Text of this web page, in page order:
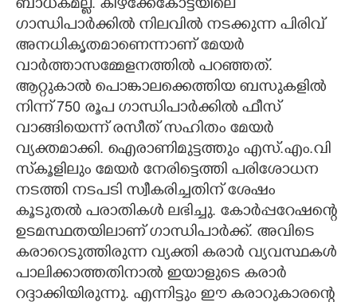
ബാധകമല്ല. കിഴക്കേകോട്ടയിലെ
ഗാന്ധിപാർക്കിൽ നിലവിൽ നടക്കുന്ന പിരിവ്
അനധികൃതമാണെന്നാണ് മേയർ
വാർത്താസമ്മേളനത്തിൽ പറഞ്ഞത്.
ആറ്റുകാൽ പൊങ്കാലക്കെത്തിയ ബസുകളിൽ
നിന്ന് 750 രൂപ ഗാന്ധിപാർക്കിൽ ഫീസ്
വാങ്ങിയെന്ന് രസീത് സഹിതം മേയർ
വ്യക്തമാക്കി. ഐരാണിമുട്ടത്തും എസ്.എം.വി
സ്‌കൂളിലും മേയർ നേരിട്ടെത്തി പരിശോധന
നടത്തി നടപടി സ്വീകരിച്ചതിന് ശേഷം
കൂടുതൽ പരാതികൾ ലഭിച്ചു. കോർപ്പറേഷന്റെ
ഉടമസ്ഥതയിലാണ് ഗാന്ധിപാർക്ക്. അവിടെ
കരാറെടുത്തിരുന്ന വ്യക്തി കരാർ വ്യവസ്ഥകൾ
പാലിക്കാത്തതിനാൽ ഇയാളുടെ കരാർ
റദ്ദാക്കിയിരുന്നു. എന്നിട്ടും ഈ കരാറുകാരന്റെ